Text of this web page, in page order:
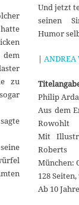
zu
Und jetzt
seinen
Humor
| ANDREA
Philip
Aus dem
Rowohlt
Mit
Roberts
München:
128
Ab 10